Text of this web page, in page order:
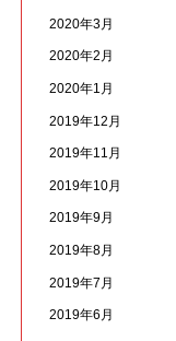
2020年3月
2020年2月
2020年1月
2019年12月
2019年11月
2019年10月
2019年9月
2019年8月
2019年7月
2019年6月